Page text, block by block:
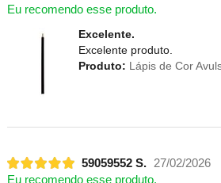
Eu recomendo esse produto.
Excelente.
Excelente produto.
Produto: Lápis de Cor
59059552 S.
27/02/2026
Eu recomendo esse produto.